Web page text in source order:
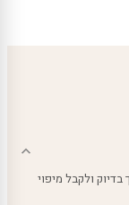
בדיוק ולקבל מיפוי